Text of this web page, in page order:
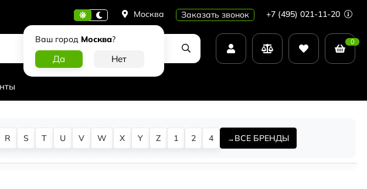
Москва
Ваш город Москва?
Заказать звонок +7 (495) 021-11-20
0
R S T U V W X Y Z 1 2 4 ВСЕ БРЕНДЫ